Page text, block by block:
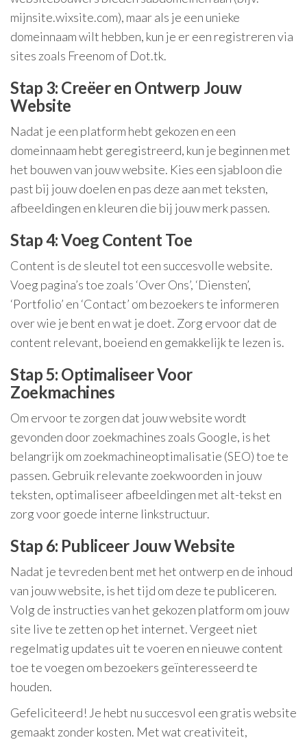
mijnsite.wixsite.com), maar als je een unieke
domeinnaam wilt hebben, kun je er een registreren via
sites zoals Freenom of Dot.tk.
Stap 3: Creëer en Ontwerp Jouw
Website
Nadat je een platform hebt gekozen en een
domeinnaam hebt geregistreerd, kun je beginnen met
het bouwen van jouw website. Kies een sjabloon die
past bij jouw doelen en pas deze aan met teksten,
afbeeldingen en kleuren die bij jouw merk passen.
Stap 4: Voeg Content Toe
Content is de sleutel tot een succesvolle website.
Voeg pagina’s toe zoals ‘Over Ons’, ‘Diensten’,
‘Portfolio’ en ‘Contact’ om bezoekers te informeren
over wie je bent en wat je doet. Zorg ervoor dat de
content relevant, boeiend en gemakkelijk te lezen is.
Stap 5: Optimaliseer Voor
Zoekmachines
Om ervoor te zorgen dat jouw website wordt
gevonden door zoekmachines zoals Google, is het
belangrijk om zoekmachineoptimalisatie (SEO) toe te
passen. Gebruik relevante zoekwoorden in jouw
teksten, optimaliseer afbeeldingen met alt-tekst en
zorg voor goede interne linkstructuur.
Stap 6: Publiceer Jouw Website
Nadat je tevreden bent met het ontwerp en de inhoud
van jouw website, is het tijd om deze te publiceren.
Volg de instructies van het gekozen platform om jouw
site live te zetten op het internet. Vergeet niet
regelmatig updates uit te voeren en nieuwe content
toe te voegen om bezoekers geïnteresseerd te
houden.
Gefeliciteerd! Je hebt nu succesvol een gratis website
gemaakt zonder kosten. Met wat creativiteit,